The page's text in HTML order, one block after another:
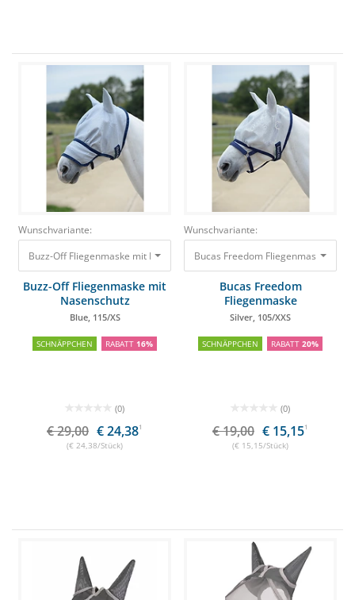
Wunschvariante:
Buzz-Off Fliegenmaske mit Nasenschutz Blue, 115/XS 29,00 €24,38 €
Buzz-Off Fliegenmaske mit
Nasenschutz
Blue, 115/XS
SCHNÄPPCHEN RABATT 16%
(0)
€ 29,00 € 24,381
(€ 24,38/Stück)
Wunschvariante:
Bucas Freedom
Fliegenmaske
Silver, 105/XXS
SCHNÄPPCHEN RABATT 20%
(0)
€ 19,00 € 15,151
(€ 15,15/Stück)